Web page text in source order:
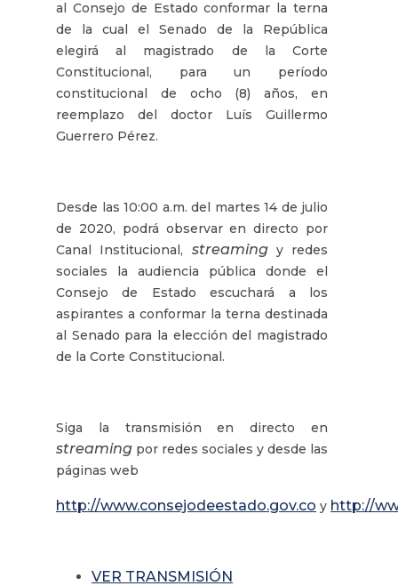
al Consejo de Estado conformar la terna
de la cual el Senado de la República
elegirá al magistrado de la Corte
Constitucional, para un período
constitucional de ocho (8) años, en
reemplazo del doctor Luís Guillermo
Guerrero Pérez.
Desde las 10:00 a.m. del martes 14 de julio
de 2020, podrá observar en directo por
Canal Institucional, streamingy redes
sociales la audiencia pública donde el
Consejo de Estado escuchará a los
aspirantes a conformar la terna destinada
al Senado para la elección del magistrado
de la Corte Constitucional.
Siga la transmisión en directo en
streaming por redes sociales y desde las
páginas web
http://www.consejodeestado.gov.co y http://
VER TRANSMISIÓN